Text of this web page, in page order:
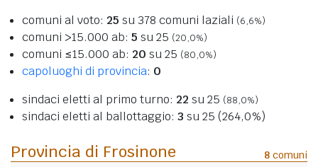
comuni al voto: 25 su 378 comuni laziali (6,6%)
comuni >15.000 ab: 5 su 25 (20,0%)
comuni ≤15.000 ab: 20 su 25 (80,0%)
capoluoghi di provincia: 0
sindaci eletti al primo turno: 22 su 25 (88,0%)
sindaci eletti al ballottaggio: 3 su 25 (264,0%)
Provincia di Frosinone 8 comuni